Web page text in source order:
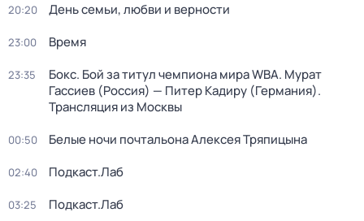
20:20 День семьи, любви и верности
23:00 Время
23:35
Бокс. Бой за титул чемпиона мира WBA. Мурат
Гассиев (Россия) — Питер Кадиру (Германия).
Трансляция из Москвы
00:50 Белые ночи почтальона Алексея Тряпицына
02:40 Подкаст.Лаб
03:25 Подкаст.Лаб